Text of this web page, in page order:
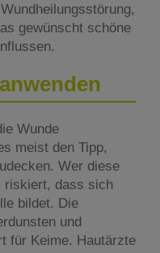
gewünscht schöne
Wunde
meist den Tipp,
Wer diese
riskiert, dass sich
bildet. Die
und
für Keime. Hautärzte